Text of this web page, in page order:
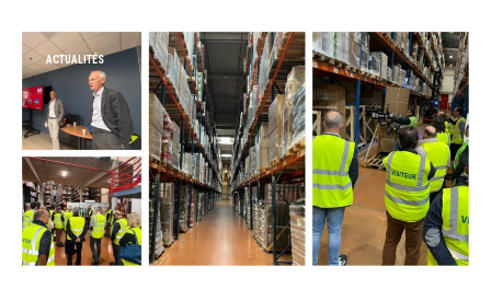
ACTUALITÉS